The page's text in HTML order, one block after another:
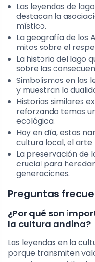
Las leyendas de
destacan la
místico.
La geografía de los
mitos sobre el
La historia del lago
sobre las
Simbolismos en las
y muestran la
Historias similares
reforzando temas
ecológica.
Hoy en día, estas
cultura local, el arte
La preservación de
crucial para
generaciones.
Preguntas
¿Por qué son
la cultura andina?
Las leyendas en la
porque transmiten